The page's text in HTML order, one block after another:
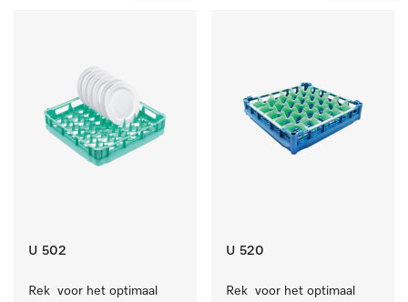
U 502
Rek  voor het optimaal
U 520
Rek  voor het optimaal